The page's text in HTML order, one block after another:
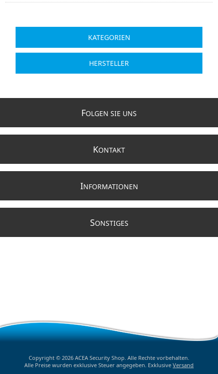
KATEGORIEN
HERSTELLER
FOLGEN SIE UNS
KONTAKT
INFORMATIONEN
SONSTIGES
Copyright © 2026 ACEA Security Shop. Alle Rechte vorbehalten.
Alle Preise wurden exklusive Steuer angegeben. Exklusive Versand